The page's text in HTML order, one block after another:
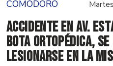
COMODORO
Accidente en Av.
bota ortopédica,
lesionarse en la